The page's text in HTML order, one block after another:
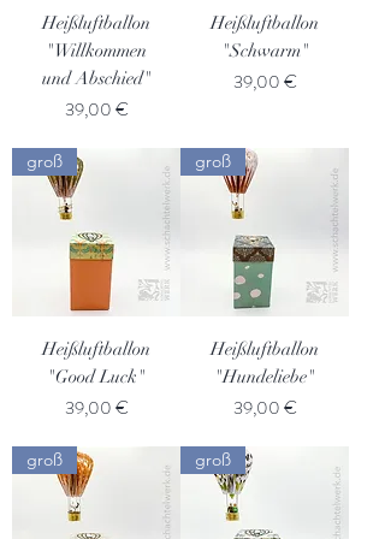
Heißluftballon
"Willkommen
und Abschied"
Preis
39,00 €
Heißluftballon
"Schwarm"
Preis
39,00 €
groß
Heißluftballon
"Good Luck"
Preis
39,00 €
groß
Heißluftballon
"Hundeliebe"
Preis
39,00 €
groß groß